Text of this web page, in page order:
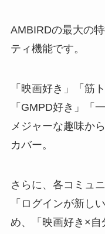
AMBIRDの最大の
ティ機能です。
「映画好き」「筋
「GMPD好き」「
メジャーな趣味か
カバー。
さらに、各コミュ
「ログインが新し
め、「映画好き×自